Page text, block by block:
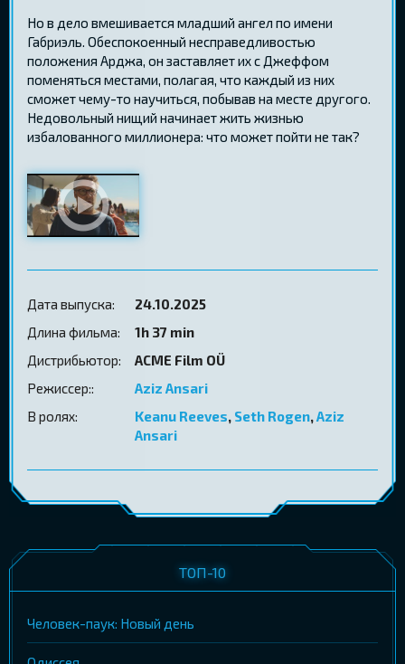
Но в дело вмешивается младший ангел по имени
Габриэль. Обеспокоенный несправедливостью
положения Арджа, он заставляет их с Джеффом
поменяться местами, полагая, что каждый из них
сможет чему-то научиться, побывав на месте другого.
Недовольный нищий начинает жить жизнью
избалованного миллионера: что может пойти не так?
Дата выпуска:
24.10.2025
Длина фильма:
1h 37 min
Дистрибьютор:
ACME Film OÜ
Режиссер::
Aziz Ansari
В ролях:
Keanu Reeves, Seth Rogen,Aziz
Ansari
ТОП-10
Человек-паук: Новый день